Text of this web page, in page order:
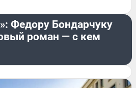
Федору Бондарчуку
роман — с кем